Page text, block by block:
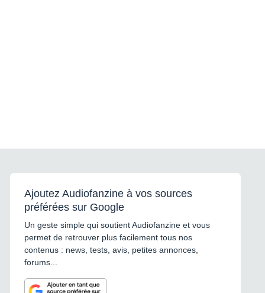
Ajoutez Audiofanzine à vos sources
préférées sur Google
Un geste simple qui soutient Audiofanzine et vous
permet de retrouver plus facilement tous nos
contenus : news, tests, avis, petites annonces,
forums...